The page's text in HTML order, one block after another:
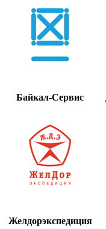
Байкал-Сервис
Желдорэкспедиция